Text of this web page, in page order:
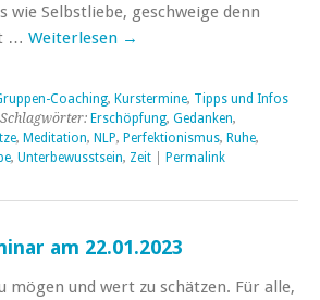
wie Selbstliebe, geschweige denn
… Weiterlesen →
Coaching, Kurstermine, Tipps und Infos
Erschöpfung, Gedanken,
, Meditation, NLP, Perfektionismus, Ruhe,
, Unterbewusstsein, Zeit Permalink
am 22.01.2023
mögen und wert zu schätzen. Für alle,